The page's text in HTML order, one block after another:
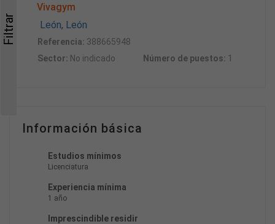
Vivagym
León, León
Referencia: 388665948
Sector: No indicado Número de puestos: 1
Información básica
Estudios mínimos
Licenciatura
Experiencia mínima
1 año
Imprescindible residir
Filtrar